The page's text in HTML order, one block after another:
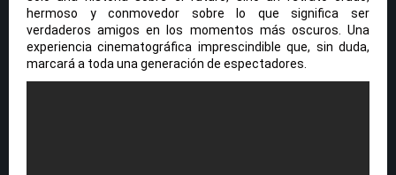
hermoso y conmovedor sobre lo que significa ser
verdaderos amigos en los momentos más oscuros. Una
experiencia cinematográfica imprescindible que, sin duda,
marcará a toda una generación de espectadores.